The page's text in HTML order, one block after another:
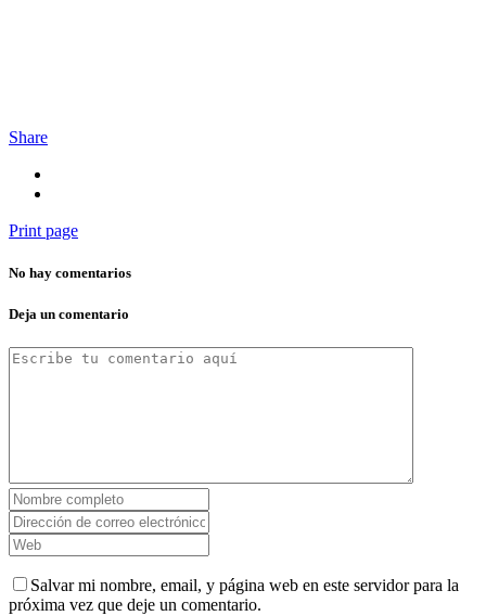
Share
Print page
No hay comentarios
Deja un comentario
Salvar mi nombre, email, y página web en este servidor para la
próxima vez que deje un comentario.